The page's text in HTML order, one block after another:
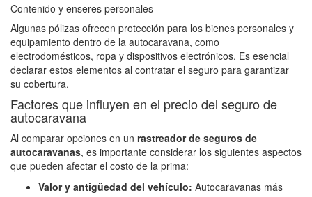
Contenido y enseres personales
Algunas pólizas ofrecen protección para los bienes personales y
equipamiento dentro de la autocaravana, como
electrodomésticos, ropa y dispositivos electrónicos. Es esencial
declarar estos elementos al contratar el seguro para garantizar
su cobertura.
Factores que influyen en el precio del seguro de
autocaravana
Al comparar opciones en un rastreador de seguros de
autocaravanas, es importante considerar los siguientes aspectos
que pueden afectar el costo de la prima:
Valor y antigüedad del vehículo: Autocaravanas más